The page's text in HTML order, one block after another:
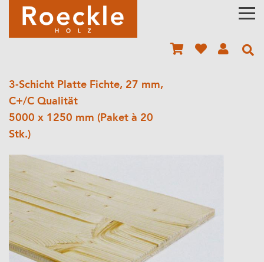
3-Schicht Platte Fichte, 27 mm,
C+/C Qualität
5000 x 1250 mm (Paket à 20
Stk.)